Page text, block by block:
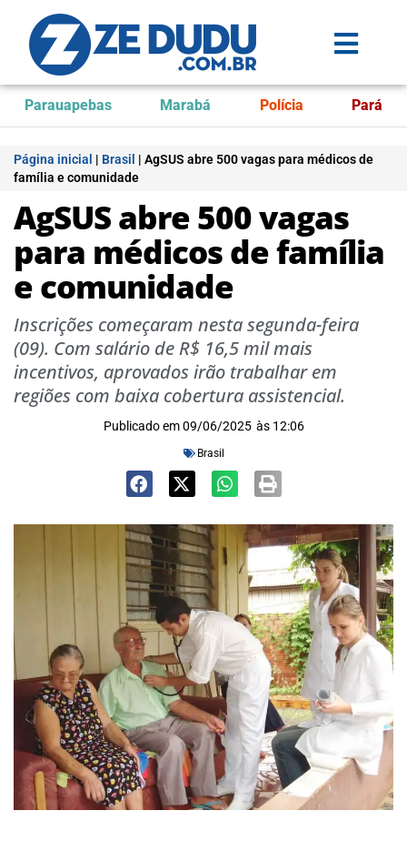
Parauapebas Marabá Polícia Pará
Página inicial | Brasil | AgSUS abre 500 vagas para médicos de
família e comunidade
AgSUS abre 500 vagas
para médicos de família
e comunidade
Inscrições começaram nesta segunda-feira
(09). Com salário de R$ 16,5 mil mais
incentivos, aprovados irão trabalhar em
regiões com baixa cobertura assistencial.
Publicado em 09/06/2025 às 12:06
Brasil